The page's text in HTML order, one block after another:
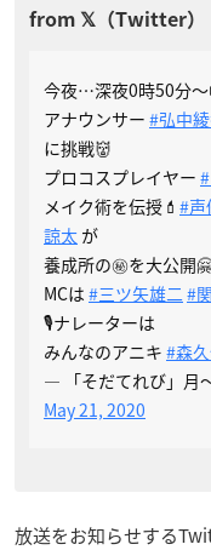
今夜…深夜0時50分〜
アナウンサー #弘中
に挑戦👹
プロコスプレイヤー
メイク術を伝授💄 #声
諒太 が
養成所の㊙️を大公開
MCは #三ツ矢雄二#
🎙ナレーターは
みんなのアニキ #森
— 「そだてれび」月
May 21, 2020
放送をお知らせする